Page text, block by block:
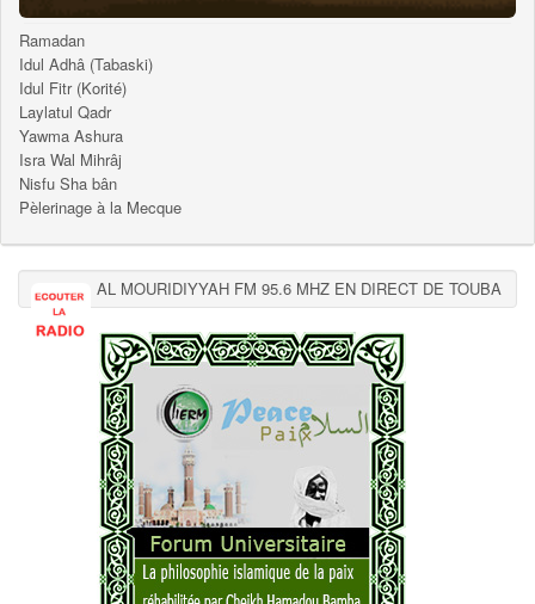
Ramadan
Idul Adhâ (Tabaski)
Idul Fitr (Korité)
Laylatul Qadr
Yawma Ashura
Isra Wal Mihrâj
Nisfu Sha bân
Pèlerinage à la Mecque
AL MOURIDIYYAH FM 95.6 MHZ EN DIRECT DE TOUBA